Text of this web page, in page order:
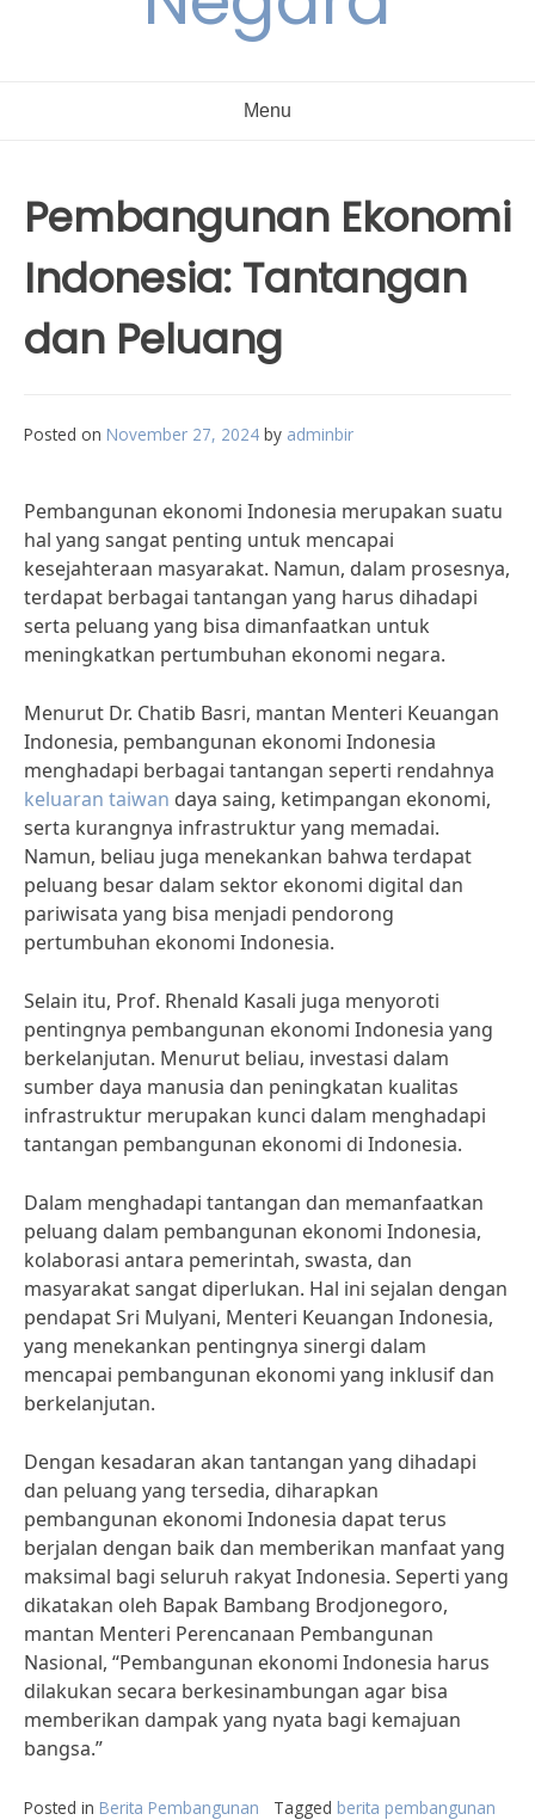
Menu
Pembangunan Ekonomi
Indonesia: Tantangan
dan Peluang
Posted on November 27, 2024 by adminbir
Pembangunan ekonomi Indonesia merupakan suatu
hal yang sangat penting untuk mencapai
kesejahteraan masyarakat. Namun, dalam prosesnya,
terdapat berbagai tantangan yang harus dihadapi
serta peluang yang bisa dimanfaatkan untuk
meningkatkan pertumbuhan ekonomi negara.
Menurut Dr. Chatib Basri, mantan Menteri Keuangan
Indonesia, pembangunan ekonomi Indonesia
menghadapi berbagai tantangan seperti rendahnya
keluaran taiwan daya saing, ketimpangan ekonomi,
serta kurangnya infrastruktur yang memadai.
Namun, beliau juga menekankan bahwa terdapat
peluang besar dalam sektor ekonomi digital dan
pariwisata yang bisa menjadi pendorong
pertumbuhan ekonomi Indonesia.
Selain itu, Prof. Rhenald Kasali juga menyoroti
pentingnya pembangunan ekonomi Indonesia yang
berkelanjutan. Menurut beliau, investasi dalam
sumber daya manusia dan peningkatan kualitas
infrastruktur merupakan kunci dalam menghadapi
tantangan pembangunan ekonomi di Indonesia.
Dalam menghadapi tantangan dan memanfaatkan
peluang dalam pembangunan ekonomi Indonesia,
kolaborasi antara pemerintah, swasta, dan
masyarakat sangat diperlukan. Hal ini sejalan dengan
pendapat Sri Mulyani, Menteri Keuangan Indonesia,
yang menekankan pentingnya sinergi dalam
mencapai pembangunan ekonomi yang inklusif dan
berkelanjutan.
Dengan kesadaran akan tantangan yang dihadapi
dan peluang yang tersedia, diharapkan
pembangunan ekonomi Indonesia dapat terus
berjalan dengan baik dan memberikan manfaat yang
maksimal bagi seluruh rakyat Indonesia. Seperti yang
dikatakan oleh Bapak Bambang Brodjonegoro,
mantan Menteri Perencanaan Pembangunan
Nasional, “Pembangunan ekonomi Indonesia harus
dilakukan secara berkesinambungan agar bisa
memberikan dampak yang nyata bagi kemajuan
bangsa.”
Posted in Berita Pembangunan Tagged berita pembangunan